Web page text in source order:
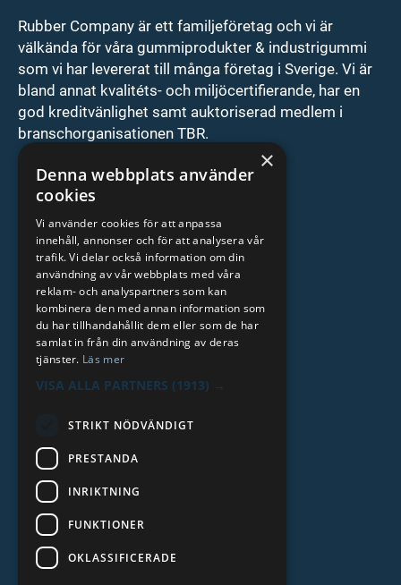
Rubber Company är ett familjeföretag och vi är
välkända för våra gummiprodukter & industrigummi
som vi har levererat till många företag i Sverige. Vi är
bland annat kvalitéts- och miljöcertifierande, har en
god kreditvänlighet samt auktoriserad medlem i
branschorganisationen TBR.
ISO9001/ISO14001 cert
Auktoriserat vulkföretag
Grundat 1923
Kreditvärdighet AAA
Läs mer
2026. ALL RIGHTS RESERVED.
POWERED BY EMPORI CMS
×
Denna webbplats använder
cookies
Vi använder cookies för att anpassa
innehåll, annonser och för att analysera vår
trafik. Vi delar också information om din
användning av vår webbplats med våra
reklam- och analyspartners som kan
kombinera den med annan information som
du har tillhandahållit dem eller som de har
samlat in från din användning av deras
tjänster. Läs mer
VISA ALLA PARTNERS (1913) →
STRIKT NÖDVÄNDIGT
PRESTANDA
INRIKTNING
FUNKTIONER
OKLASSIFICERADE